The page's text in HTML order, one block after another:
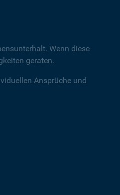
Wenn diese
geraten.
Ansprüche und